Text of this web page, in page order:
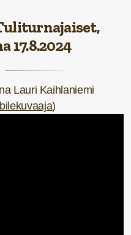
17.8.2024
Lauri Kaihlaniemi
)